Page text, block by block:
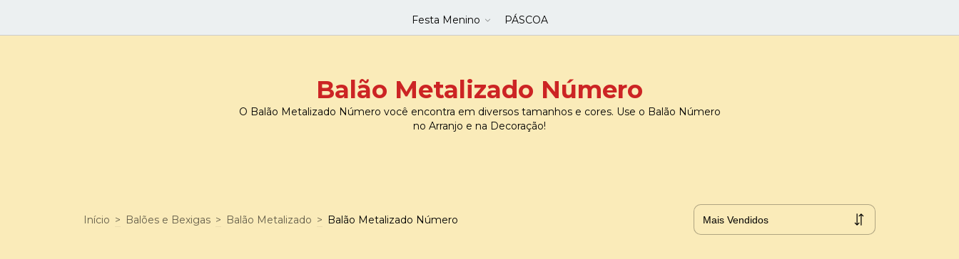
Festa Menino PÁSCOA
Balão Metalizado Número
O Balão Metalizado Número você encontra em diversos tamanhos e cores. Use o Balão Número
no Arranjo e na Decoração!
Início > Balões e Bexigas > Balão Metalizado > Balão Metalizado Número